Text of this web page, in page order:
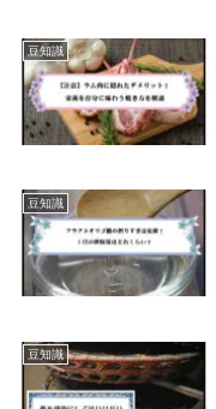
豆知識
豆知識
豆知識